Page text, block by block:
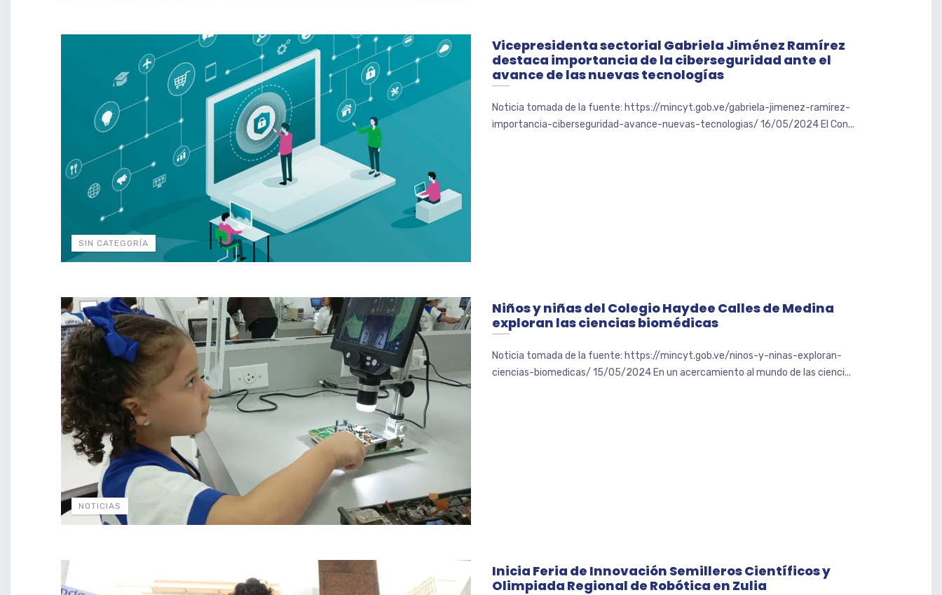
SIN CATEGORÍA
Vicepresidenta sectorial Gabriela Jiménez Ramírez
destaca importancia de la ciberseguridad ante el
avance de las nuevas tecnologías
Noticia tomada de la fuente: https://mincyt.gob.ve/gabriela-jimenez-ramirez-
importancia-ciberseguridad-avance-nuevas-tecnologias/ 16/05/2024 El Con...
NOTICIAS
Niños y niñas del Colegio Haydee Calles de Medina
exploran las ciencias biomédicas
Noticia tomada de la fuente: https://mincyt.gob.ve/ninos-y-ninas-exploran-
ciencias-biomedicas/ 15/05/2024 En un acercamiento al mundo de las cienci...
Inicia Feria de Innovación Semilleros Científicos y
Olimpiada Regional de Robótica en Zulia